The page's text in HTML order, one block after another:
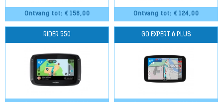
Ontvang tot: € 158,00 Ontvang tot: € 124,00
RIDER 550 GO EXPERT 6 PLUS